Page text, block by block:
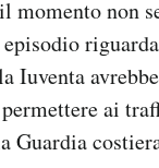
momento non
Iuventa
ai
Guardia